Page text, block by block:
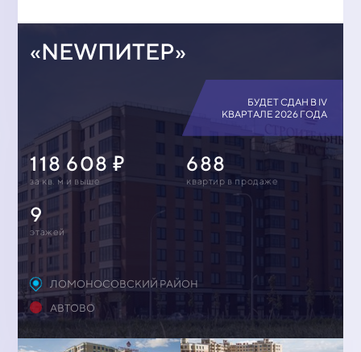
«NEWПИТЕР»
БУДЕТ СДАН В IV
КВАРТАЛЕ 2026 ГОДА
118 608
за кв. м и выше
688
квартир в продаже
9
этажей
ЛОМОНОСОВСКИЙ РАЙОН
АВТОВО